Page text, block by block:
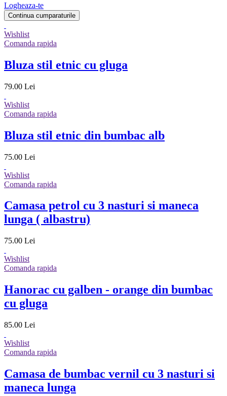
Logheaza-te
Continua cumparaturile
Wishlist
Comanda rapida
Bluza stil etnic cu gluga
79.00 Lei
Wishlist
Comanda rapida
Bluza stil etnic din bumbac alb
75.00 Lei
Wishlist
Comanda rapida
Camasa petrol cu 3 nasturi si maneca
lunga ( albastru)
75.00 Lei
Wishlist
Comanda rapida
Hanorac cu galben - orange din bumbac
cu gluga
85.00 Lei
Wishlist
Comanda rapida
Camasa de bumbac vernil cu 3 nasturi si
maneca lunga